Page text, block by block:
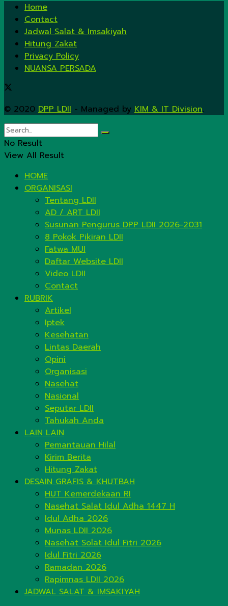
Home
Contact
Jadwal Salat & Imsakiyah
Hitung Zakat
Privacy Policy
NUANSA PERSADA
© 2020 DPP LDII - Managed by KIM & IT Division.
No Result
View All Result
HOME
ORGANISASI
Tentang LDII
AD / ART LDII
Susunan Pengurus DPP LDII 2026-2031
8 Pokok Pikiran LDII
Fatwa MUI
Daftar Website LDII
Video LDII
Contact
RUBRIK
Artikel
Iptek
Kesehatan
Lintas Daerah
Opini
Organisasi
Nasehat
Nasional
Seputar LDII
Tahukah Anda
LAIN LAIN
Pemantauan Hilal
Kirim Berita
Hitung Zakat
DESAIN GRAFIS & KHUTBAH
HUT Kemerdekaan RI
Nasehat Salat Idul Adha 1447 H
Idul Adha 2026
Munas LDII 2026
Nasehat Solat Idul Fitri 2026
Idul Fitri 2026
Ramadan 2026
Rapimnas LDII 2026
JADWAL SALAT & IMSAKIYAH